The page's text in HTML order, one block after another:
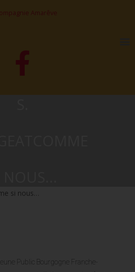
Public Bourgogne Franche-